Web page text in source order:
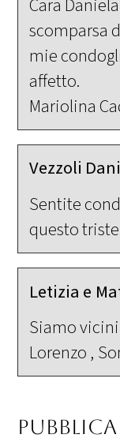
Cara
scomparsa
mie
affetto.
Mariolina
Vezzoli
Sentite
questo
Letizia e
Siamo
Lorenzo ,